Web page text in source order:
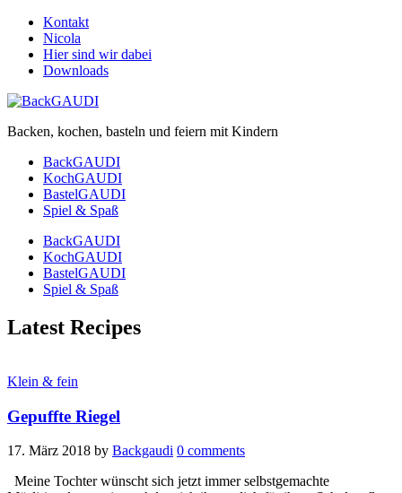
Kontakt
Nicola
Hier sind wir dabei
Downloads
Backen, kochen, basteln und feiern mit Kindern
BackGAUDI
KochGAUDI
BastelGAUDI
Spiel & Spaß
BackGAUDI
KochGAUDI
BastelGAUDI
Spiel & Spaß
Latest Recipes
Klein & fein
Gepuffte Riegel
17. März 2018 by Backgaudi 0 comments
Meine Tochter wünscht sich jetzt immer selbstgemachte